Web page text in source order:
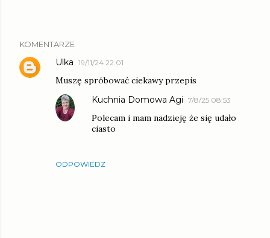
KOMENTARZE
Ulka 19/11/24 22:01
Muszę spróbować ciekawy przepis
ODPOWIEDZ
Kuchnia Domowa Agi 7/8/25 08:53
Polecam i mam nadzieję że się udało
ciasto